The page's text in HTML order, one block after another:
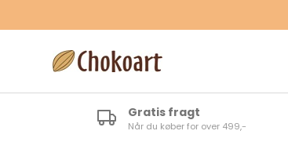
Gratis fragt
Når du køber for over 499,-